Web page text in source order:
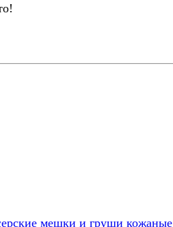
мешки и груши кожаные